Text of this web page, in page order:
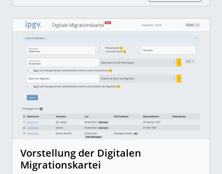
Vorstellung der Digitalen
Migrationskartei